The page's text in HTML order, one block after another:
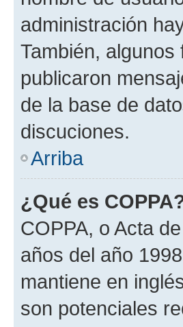
administración
También,
publicaron
de la base de
discuciones.
Arriba
¿Qué es
COPPA, o Acta
años del año
mantiene en
son potenciales